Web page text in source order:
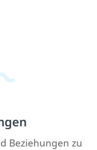
Beziehungen zu